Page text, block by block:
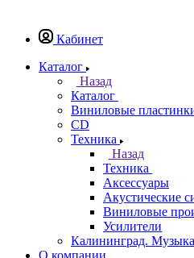
Кабинет
Каталог
Назад
Каталог
Виниловые
CD
Техника
Назад
Техника
Аксессуары
Акустические
Виниловые
Усилители
Калининград.
О компании